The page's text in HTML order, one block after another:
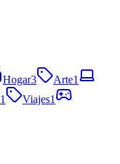
Hogar3 Arte1
1 Viajes1